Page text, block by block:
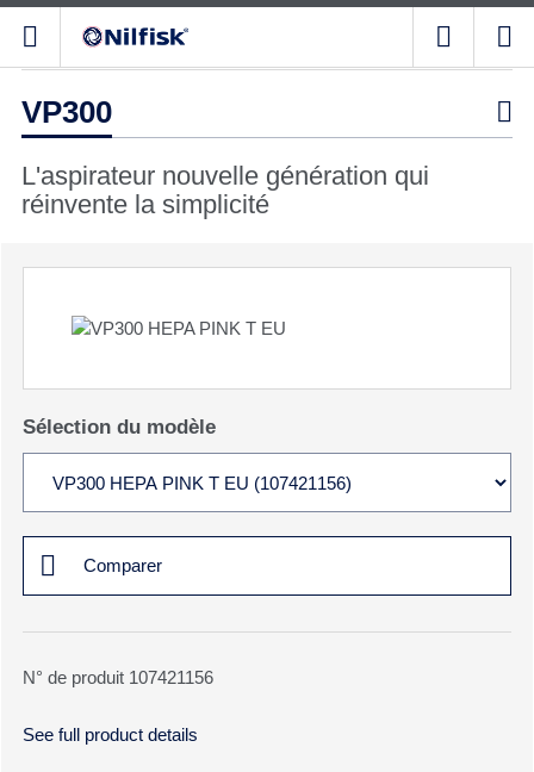
VP300 
L'aspirateur nouvelle génération qui
réinvente la simplicité
Sélection du modèle
Comparer
N° de produit 107421156
See full product details